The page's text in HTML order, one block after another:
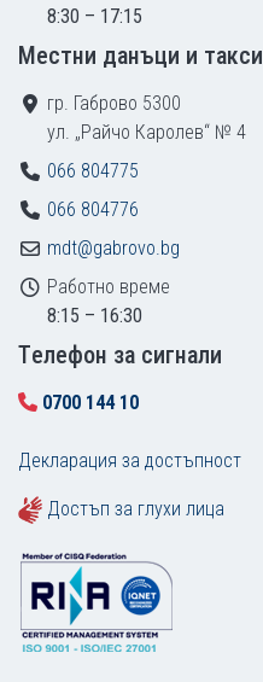
8:30 – 17:15
Местни данъци и такси
гр. Габрово 5300
ул. „Райчо Каролев“ № 4
066 804775
066 804776
mdt@gabrovo.bg
Работно време
8:15 – 16:30
Tелефон за сигнали
0700 144 10
Декларация за достъпност
Достъп за глухи лица